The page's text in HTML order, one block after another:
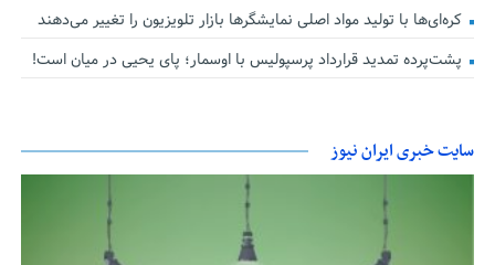
کره‌ای‌ها با تولید مواد اصلی نمایشگرها بازار تلویزیون را تغییر می‌دهند
پشت‌پرده تمدید قرارداد پرسپولیس با اوسمار؛ پای یحیی در میان است!
سایت خبری ایران نیوز